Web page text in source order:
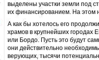
выделены участки земли под
их финансированием. На этом
А как бы хотелось его
храмов в крупнейших городах
или Бордо. Пусть это будут
они действительно
верующих, тысячи